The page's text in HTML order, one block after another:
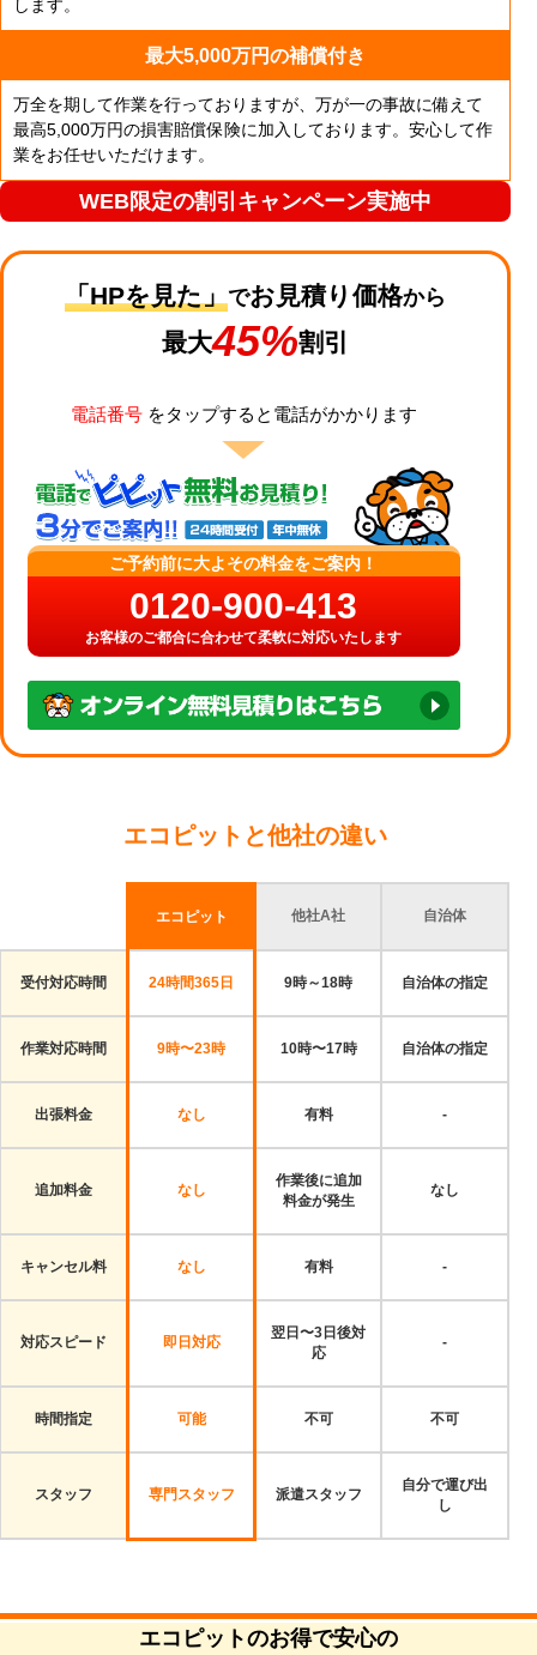
します。
最大5,000万円の補償付き
万全を期して作業を行っておりますが、万が一の事故に備えて
最高5,000万円の損害賠償保険に加入しております。安心して作
業をお任せいただけます。
WEB限定の割引キャンペーン実施中
「HPを見た」 でお見積り価格から
最大45%割引
電話番号をタップすると電話がかかります
ご予約前に大よその料金をご案内！
0120-900-413
お客様のご都合に合わせて柔軟に対応いたします
エコピットと他社の違い
エコピット 他社A社 自治体
受付対応時間 24時間365日 9時～18時 自治体の指定
作業対応時間 9時〜23時 10時〜17時 自治体の指定
出張料金 なし 有料 -
追加料金 なし
作業後に追加
料金が発生
なし
キャンセル料 なし 有料 -
対応スピード 即日対応
翌日〜3日後対
応
-
時間指定 可能 不可 不可
スタッフ 専門スタッフ 派遣スタッフ
自分で運び出
し
エコピットのお得で安心の